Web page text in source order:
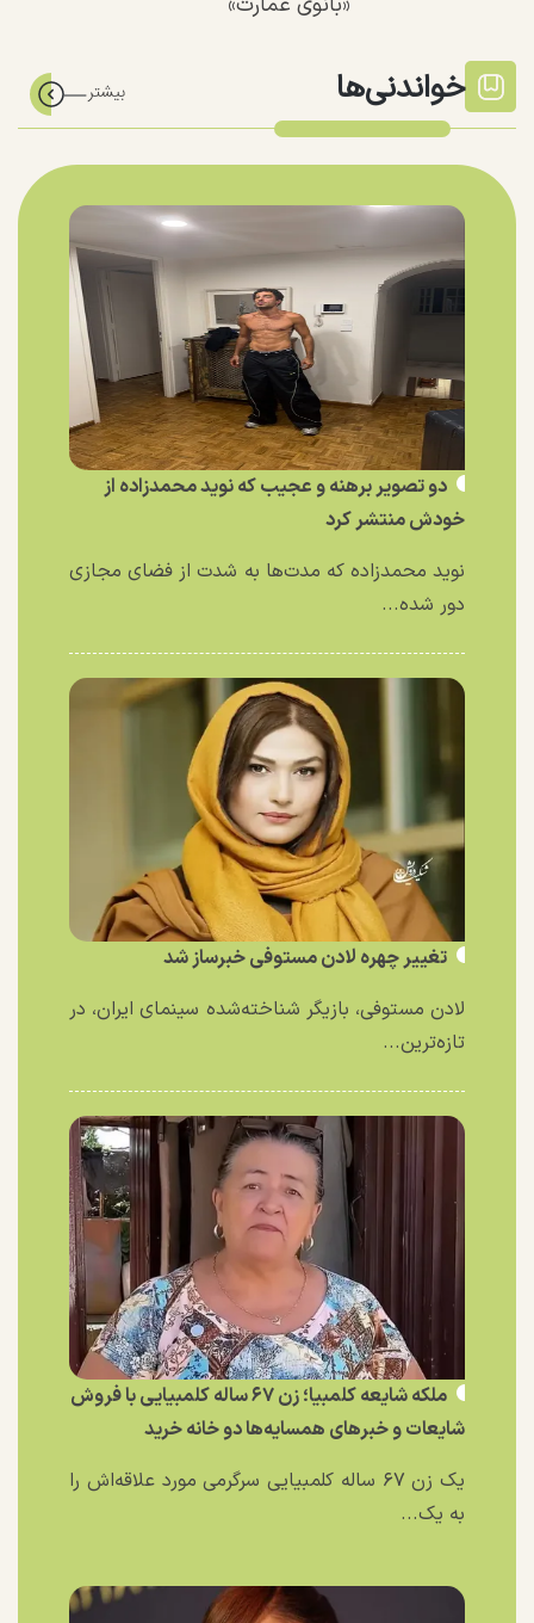
خواندنی‌ها
دو تصویر برهنه و عجیب که نوید محمدزاده از
خودش منتشر کرد
نوید محمدزاده که مدت‌ها به شدت از فضای مجازی
دور شده...
تغییر چهره لادن مستوفی خبرساز شد
لادن مستوفی، بازیگر شناخته‌شده سینمای ایران، در
تازه‌ترین...
ملکه شایعه کلمبیا؛ زن ۶۷ ساله کلمبیایی با فروش
شایعات و خبر‌های همسایه‌ها دو خانه خرید
یک زن ۶۷ ساله کلمبیایی سرگرمی مورد علاقه‌اش را
به یک...